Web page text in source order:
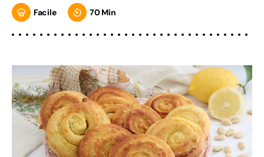
Facile 70 Min